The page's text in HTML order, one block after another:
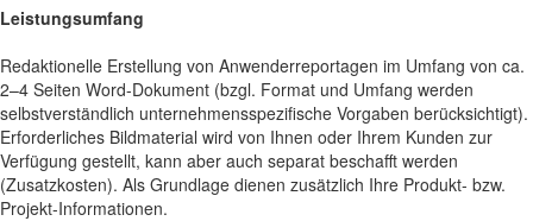
Leistungsumfang
Redaktionelle Erstellung von Anwenderreportagen im Umfang von ca.
2–4 Seiten Word-Dokument (bzgl. Format und Umfang werden
selbstverständlich unternehmensspezifische Vorgaben berücksichtigt).
Erforderliches Bildmaterial wird von Ihnen oder Ihrem Kunden zur
Verfügung gestellt, kann aber auch separat beschafft werden
(Zusatzkosten). Als Grundlage dienen zusätzlich Ihre Produkt- bzw.
Projekt-Informationen.